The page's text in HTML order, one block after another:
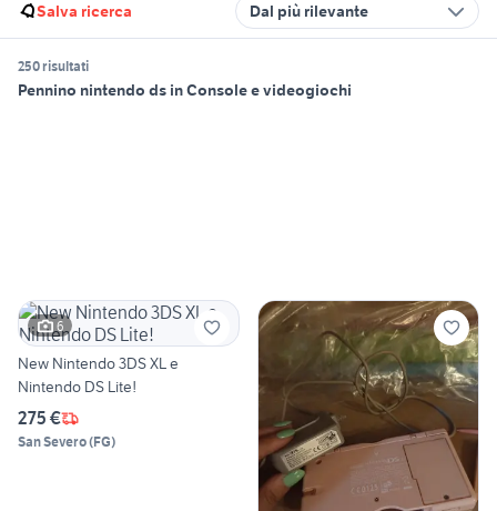
Salva ricerca Dal più rilevante
250 risultati
Pennino nintendo ds in Console e videogiochi
6
New Nintendo 3DS XL e
Nintendo DS Lite!
275 €
San Severo(FG)